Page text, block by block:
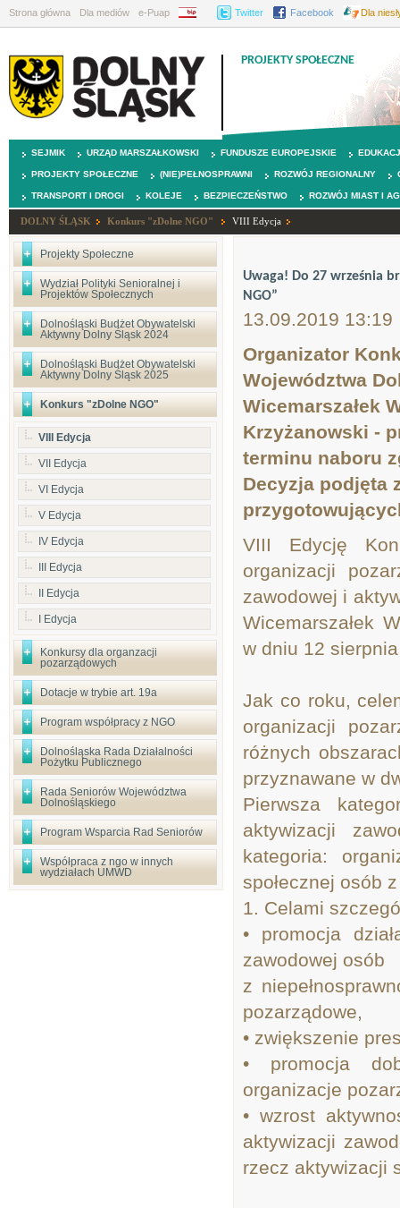
Strona główna Dla mediów e-Puap BIP Twitter Facebook Dla
PROJEKTY SPOŁECZNE
SEJMIK URZĄD MARSZAŁKOWSKI FUNDUSZE EUROPEJSKIE
PROJEKTY SPOŁECZNE (NIE)PEŁNOSPRAWNI ROZWÓJ REGIONALNY
TRANSPORT I DROGI KOLEJE BEZPIECZEŃSTWO ROZWÓJ MIAST I
DOLNY ŚLĄSK Konkurs "zDolne NGO" VIII Edycja
Projekty Społeczne
Wydział Polityki Senioralnej i
Projektów Społecznych
Dolnośląski Budżet Obywatelski
Aktywny Dolny Śląsk 2024
Dolnośląski Budżet Obywatelski
Aktywny Dolny Śląsk 2025
Konkurs "zDolne NGO"
VIII Edycja
VII Edycja
VI Edycja
V Edycja
IV Edycja
III Edycja
II Edycja
I Edycja
Konkursy dla organzacji
pozarządowych
Dotacje w trybie art. 19a
Program współpracy z NGO
Dolnośląska Rada Działalności
Pożytku Publicznego
Rada Seniorów Województwa
Dolnośląskiego
Program Wsparcia Rad Seniorów
Współpraca z ngo w innych
wydziałach UMWD
Uwaga! Do 27 września
NGO”
13.09.2019 13:19
Organizator
Województwa
Wicemarszałek
Krzyżanowski -
terminu naboru
Decyzja podjęta
VIII Edycję
organizacji
zawodowej i
Wicemarszałek
w dniu 12
Jak co roku,
organizacji
różnych
przyznawane w
Pierwsza
aktywizacji
kategoria:
społecznej
1. Celami
• promocja
zawodowej osób
z
pozarządowe,
• zwiększenie
• promocja
organizacje
• wzrost
aktywizacji
rzecz aktywizacji